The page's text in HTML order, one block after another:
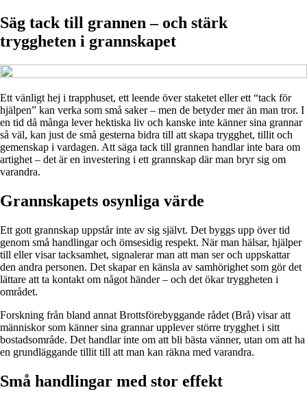
Säg tack till grannen – och stärk
tryggheten i grannskapet
Ett vänligt hej i trapphuset, ett leende över staketet eller ett “tack för
hjälpen” kan verka som små saker – men de betyder mer än man tror. I
en tid då många lever hektiska liv och kanske inte känner sina grannar
så väl, kan just de små gesterna bidra till att skapa trygghet, tillit och
gemenskap i vardagen. Att säga tack till grannen handlar inte bara om
artighet – det är en investering i ett grannskap där man bryr sig om
varandra.
Grannskapets osynliga värde
Ett gott grannskap uppstår inte av sig självt. Det byggs upp över tid
genom små handlingar och ömsesidig respekt. När man hälsar, hjälper
till eller visar tacksamhet, signalerar man att man ser och uppskattar
den andra personen. Det skapar en känsla av samhörighet som gör det
lättare att ta kontakt om något händer – och det ökar tryggheten i
området.
Forskning från bland annat Brottsförebyggande rådet (Brå) visar att
människor som känner sina grannar upplever större trygghet i sitt
bostadsområde. Det handlar inte om att bli bästa vänner, utan om att ha
en grundläggande tillit till att man kan räkna med varandra.
Små handlingar med stor effekt